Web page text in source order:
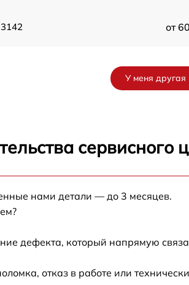
от
3142 от
от
У меня другая
сервисного
нами детали — до 3 месяцев.
дефекта, который напрямую
отказ в работе или